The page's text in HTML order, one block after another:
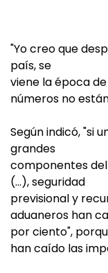
"Yo creo que
país, se
viene la época
números no
Según indicó, "si
grandes
componentes
(…), seguridad
previsional y
aduaneros han
por ciento",
han caído las